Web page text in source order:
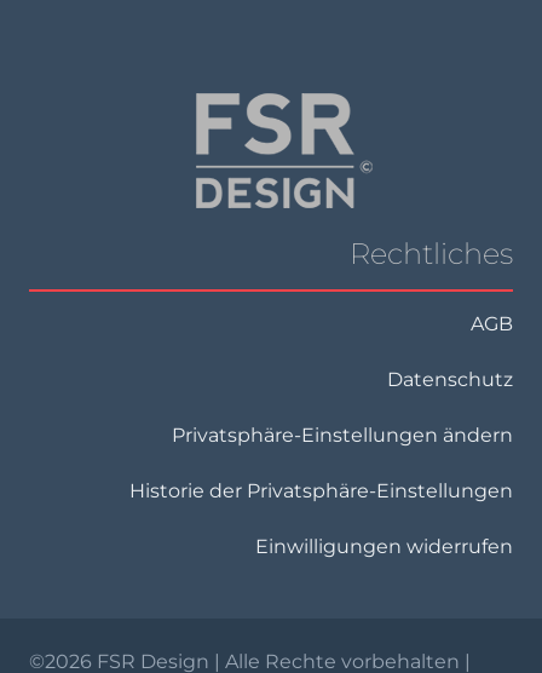
Rechtliches
AGB
Datenschutz
Privatsphäre-Einstellungen ändern
Historie der Privatsphäre-Einstellungen
Einwilligungen widerrufen
©2026 FSR Design | Alle Rechte vorbehalten |